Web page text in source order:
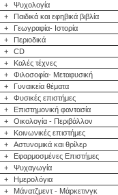
+
Ψυχολογία
+
Παιδικά και εφηβικά βιβλία
+
Γεωγραφία- Ιστορία
+
Περιοδικά
+
CD
+
Καλές τέχνες
+
Φιλοσοφία- Μεταφυσική
+
Γυναικεία θέματα
+
Φυσικές επιστήμες
+
Επιστημονική φαντασία
+
Οικολογία - Περιβάλλον
+
Κοινωνικές επιστήμες
+
Αστυνομικά και θρίλερ
+
Εφαρμοσμένες Επιστήμες
+
Ψυχαγωγία
+
Ημερολόγια
+
Μάνατζμεντ - Μάρκετινγκ